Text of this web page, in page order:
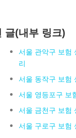
글(내부 링크)
서울 관악구 보험
리
서울 동작구 보험
서울 영등포구 보
서울 금천구 보험
서울 구로구 보험